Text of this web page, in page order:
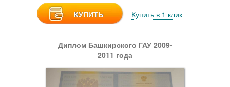
КУПИТЬ Купить в 1 клик
Диплом Башкирского ГАУ 2009-
2011 года